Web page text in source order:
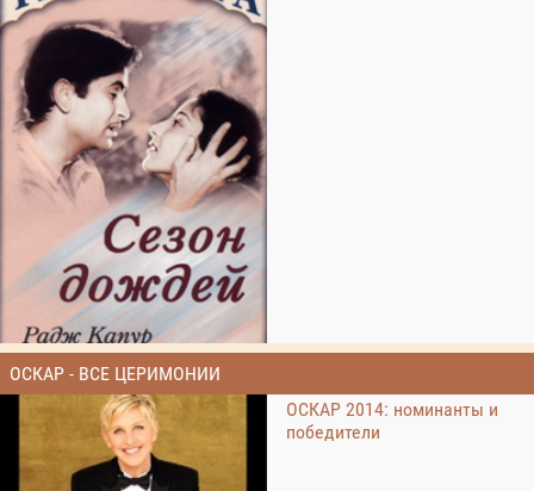
ОСКАР - ВСЕ ЦЕРИМОНИИ
ОСКАР 2014: номинанты и
победители